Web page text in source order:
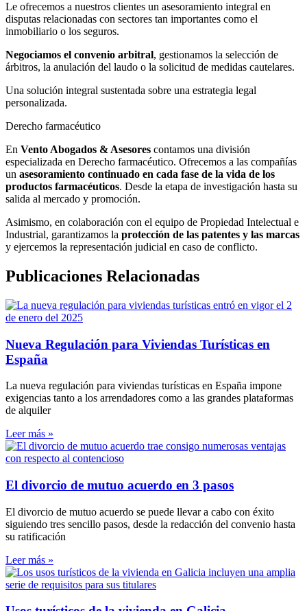
Le ofrecemos a nuestros clientes un asesoramiento integral en
disputas relacionadas con sectores tan importantes como el
inmobiliario o los seguros.
Negociamos el convenio arbitral, gestionamos la selección de
árbitros, la anulación del laudo o la solicitud de medidas cautelares.
Una solución integral sustentada sobre una estrategia legal
personalizada.
Derecho farmacéutico
En Vento Abogados & Asesores contamos una división
especializada en Derecho farmacéutico. Ofrecemos a las compañías
un asesoramiento continuado en cada fase de la vida de los
productos farmacéuticos. Desde la etapa de investigación hasta su
salida al mercado y promoción.
Asimismo, en colaboración con el equipo de Propiedad Intelectual e
Industrial, garantizamos la protección de las patentes y las marcas
y ejercemos la representación judicial en caso de conflicto.
Publicaciones Relacionadas
Nueva Regulación para Viviendas Turísticas en
España
La nueva regulación para viviendas turísticas en España impone
exigencias tanto a los arrendadores como a las grandes plataformas
de alquiler
Leer más »
El divorcio de mutuo acuerdo en 3 pasos
El divorcio de mutuo acuerdo se puede llevar a cabo con éxito
siguiendo tres sencillo pasos, desde la redacción del convenio hasta
su ratificación
Leer más »